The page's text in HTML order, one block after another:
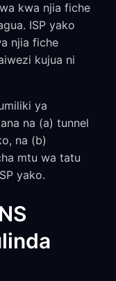
kwa njia fiche
ISP yako
njia fiche
kujua ni
ya
na (a) tunnel
na (b)
mtu wa tatu
yako.